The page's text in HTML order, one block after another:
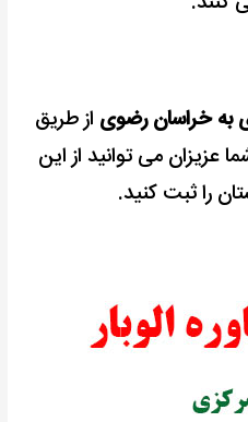
به خراسان رضوی از طریق
عزیزان می توانید از این
را ثبت کنید.